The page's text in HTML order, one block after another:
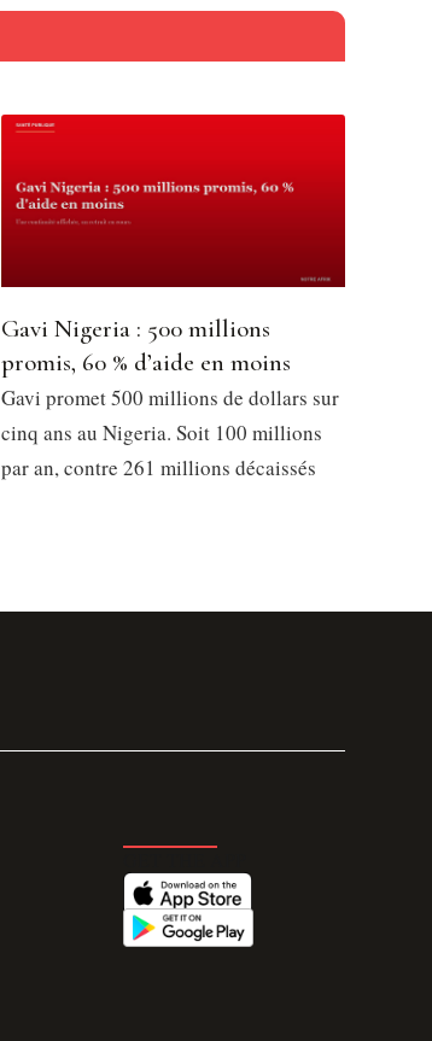
Gavi Nigeria : 500 millions
promis, 60 % d’aide en moins
Gavi promet 500 millions de dollars sur
cinq ans au Nigeria. Soit 100 millions
par an, contre 261 millions décaissés